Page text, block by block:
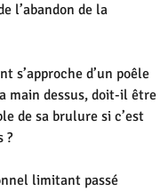
l’abandon de la
s’approche d’un poêle
main dessus, doit-il être
de sa brulure si c’est
?
limitant passé